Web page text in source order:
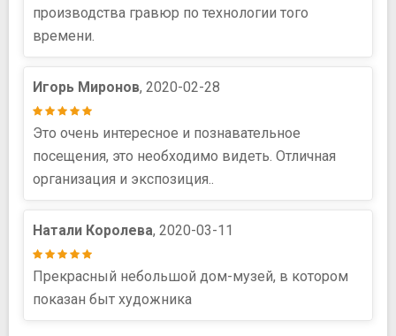
производства гравюр по технологии того
времени.
Игорь Миронов, 2020-02-28
Это очень интересное и познавательное
посещения, это необходимо видеть. Отличная
организация и экспозиция..
Натали Королева, 2020-03-11
Прекрасный небольшой дом-музей, в котором
показан быт художника